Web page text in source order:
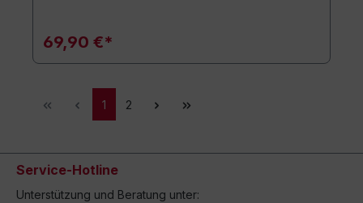
69,90 €*
1 2
Service-Hotline
Unterstützung und Beratung unter: